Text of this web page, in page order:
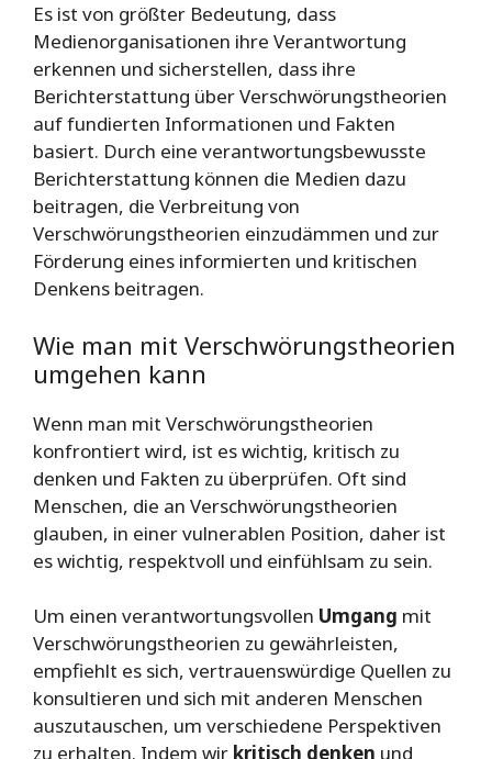
Es ist von größter Bedeutung, dass
Medienorganisationen ihre Verantwortung
erkennen und sicherstellen, dass ihre
Berichterstattung über Verschwörungstheorien
auf fundierten Informationen und Fakten
basiert. Durch eine verantwortungsbewusste
Berichterstattung können die Medien dazu
beitragen, die Verbreitung von
Verschwörungstheorien einzudämmen und zur
Förderung eines informierten und kritischen
Denkens beitragen.
Wie man mit Verschwörungstheorien
umgehen kann
Wenn man mit Verschwörungstheorien
konfrontiert wird, ist es wichtig, kritisch zu
denken und Fakten zu überprüfen. Oft sind
Menschen, die an Verschwörungstheorien
glauben, in einer vulnerablen Position, daher ist
es wichtig, respektvoll und einfühlsam zu sein.
Um einen verantwortungsvollen Umgang mit
Verschwörungstheorien zu gewährleisten,
empfiehlt es sich, vertrauenswürdige Quellen zu
konsultieren und sich mit anderen Menschen
auszutauschen, um verschiedene Perspektiven
zu erhalten. Indem wir kritisch denken und